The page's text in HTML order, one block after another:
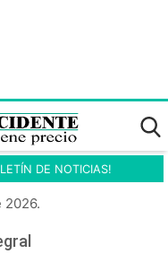
DE NOTICIAS!
2026.